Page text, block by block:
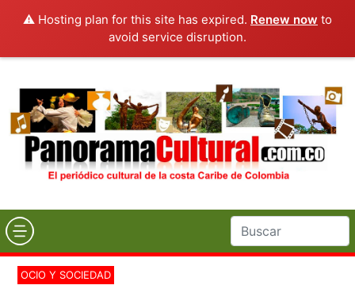
⚠️ Hosting plan for this site has expired. Renew now to
avoid service disruption.
OCIO Y SOCIEDAD